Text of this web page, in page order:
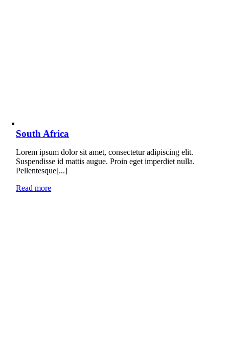
South Africa
Lorem ipsum dolor sit amet, consectetur adipiscing elit.
Suspendisse id mattis augue. Proin eget imperdiet nulla.
Pellentesque[...]
Read more